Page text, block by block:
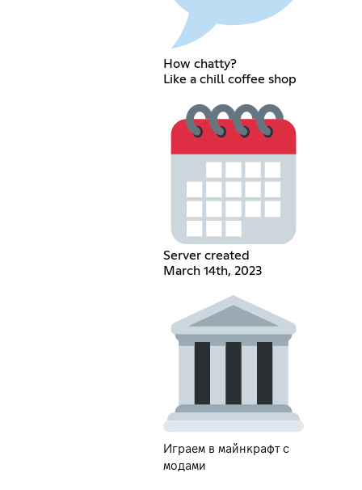
How chatty?
Like a chill coffee shop
Server created
March 14th, 2023
Играем в майнкрафт с
модами